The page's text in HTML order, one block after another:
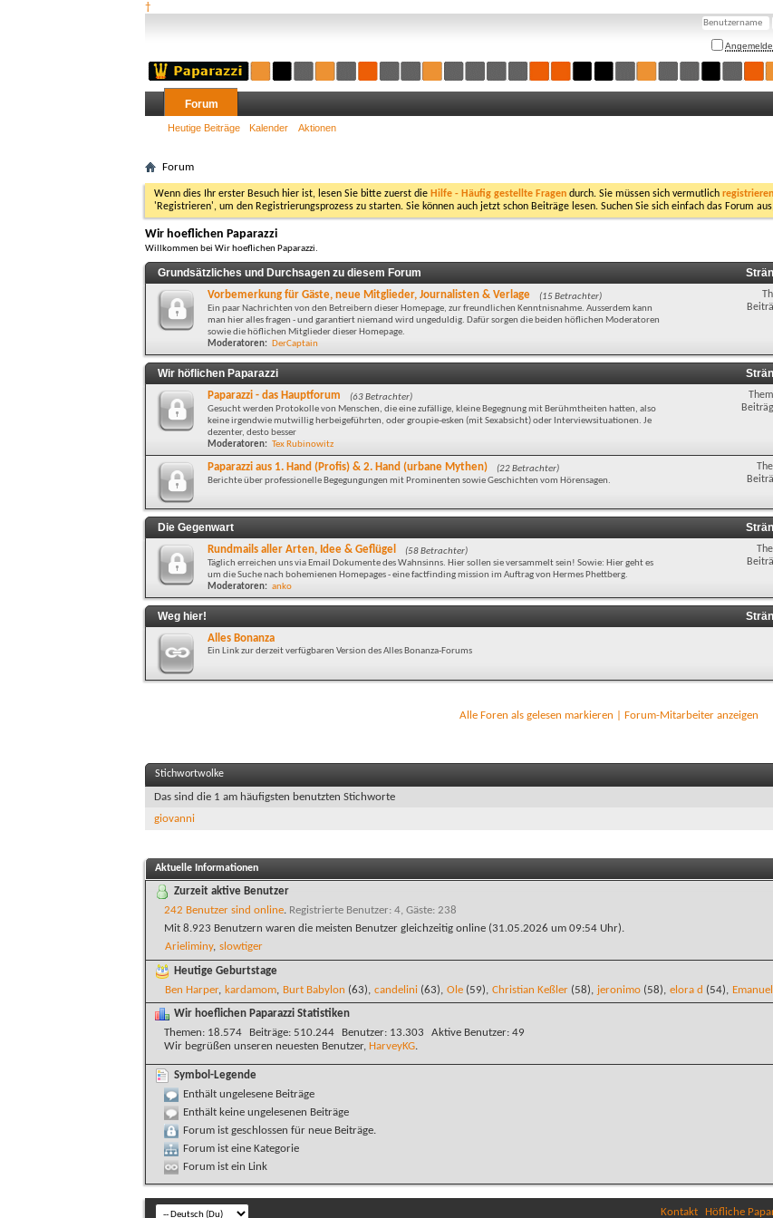
†
Forum
Heutige Beiträge Kalender Aktionen
Forum
Wenn dies Ihr erster Besuch hier ist, lesen Sie bitte zuerst die Hilfe - Häufig gestellte Fragen durch. Sie müssen sich vermutlich registrieren
'Registrieren', um den Registrierungsprozess zu starten. Sie können auch jetzt schon Beiträge lesen. Suchen Sie sich einfach das Forum
Wir hoeflichen Paparazzi
Willkommen bei Wir hoeflichen Paparazzi.
Grundsätzliches und Durchsagen zu diesem Forum
Vorbemerkung für Gäste, neue Mitglieder, Journalisten & Verlage
(15 Betrachter)
Ein paar Nachrichten von den Betreibern dieser Homepage, zur freundlichen Kenntnisnahme. Ausserdem kann
man hier alles fragen - und garantiert niemand wird ungeduldig. Dafür sorgen die beiden höflichen Moderatoren
sowie die höflichen Mitglieder dieser Homepage.
Moderatoren: DerCaptain
Wir höflichen Paparazzi
Paparazzi - das Hauptforum
(63 Betrachter)
Gesucht werden Protokolle von Menschen, die eine zufällige, kleine Begegnung mit Berühmtheiten hatten, also
keine irgendwie mutwillig herbeigeführten, oder groupie-esken (mit Sexabsicht) oder Interviewsituationen. Je
dezenter, desto besser
Moderatoren: Tex Rubinowitz
Paparazzi aus 1. Hand (Profis) & 2. Hand (urbane Mythen)
(22 Betrachter)
Berichte über professionelle Begegungungen mit Prominenten sowie Geschichten vom Hörensagen.
Die Gegenwart
Rundmails aller Arten, Idee & Geflügel
(58 Betrachter)
Täglich erreichen uns via Email Dokumente des Wahnsinns. Hier sollen sie versammelt sein! Sowie: Hier geht es
um die Suche nach bohemienen Homepages - eine factfinding mission im Auftrag von Hermes Phettberg.
Moderatoren: anko
Weg hier!
Alles Bonanza
Ein Link zur derzeit verfügbaren Version des Alles Bonanza-Forums
Alle Foren als gelesen markieren Forum-Mitarbeiter anzeigen
Stichwortwolke
Das sind die 1 am häufigsten benutzten Stichworte
giovanni
Aktuelle Informationen
Zurzeit aktive Benutzer
242 Benutzer sind online. Registrierte Benutzer: 4, Gäste: 238
Mit 8.923 Benutzern waren die meisten Benutzer gleichzeitig online (31.05.2026 um 09:54 Uhr).
Arieliminy, slowtiger
Heutige Geburtstage
Ben Harper, kardamom Burt Babylon (63), candelini (63), Ole (59), Christian Keßler (58), jeronimo (58), elora d (54), Emanuel_
Wir hoeflichen Paparazzi Statistiken
Themen
18.574 Beiträge 510.244 Benutzer 13.303 Aktive Benutzer 49
Wir begrüßen unseren neuesten Benutzer, HarveyKG.
Symbol-Legende
Enthält ungelesene Beiträge
Enthält keine ungelesenen Beiträge
Forum ist geschlossen für neue Beiträge.
Forum ist eine Kategorie
Forum ist ein Link
Kontakt Höfliche